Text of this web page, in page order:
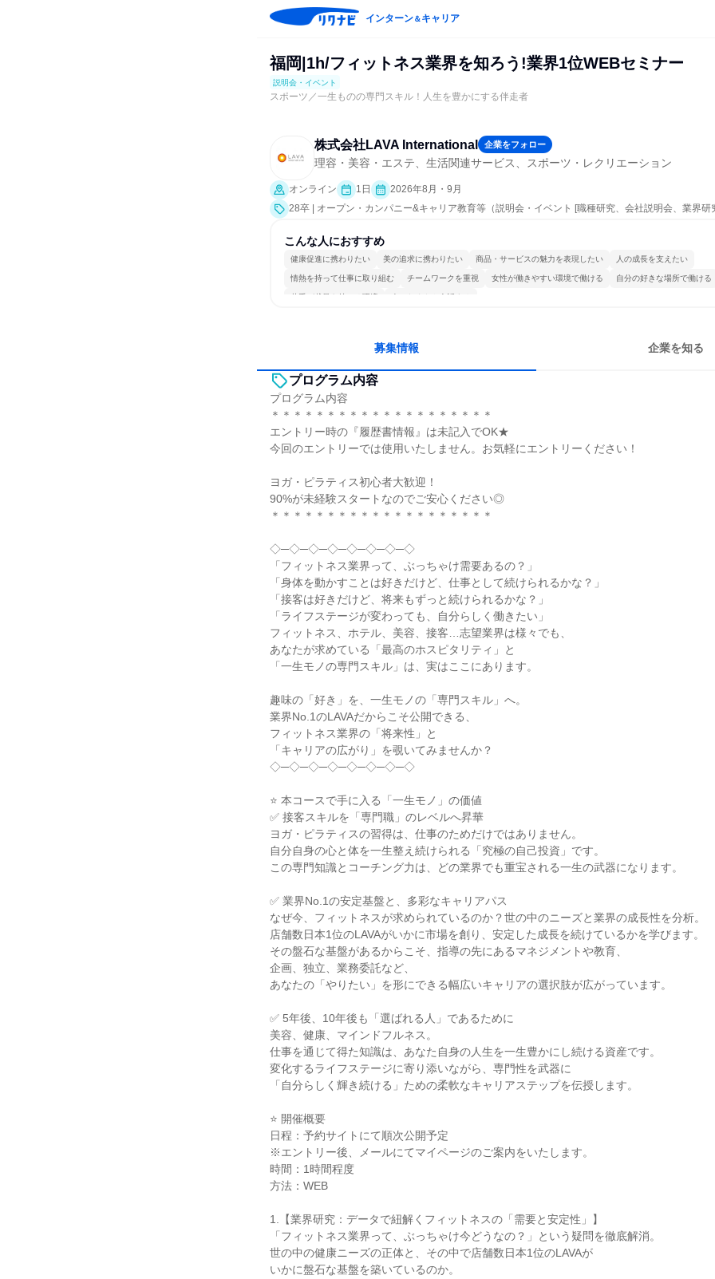
インターン＆キャリア
福岡|1h/フィットネス業界を知ろう!業界1位WEBセミナー
説明会・イベント
スポーツ／一生ものの専門スキル！人生を豊かにする伴走者
株式会社LAVA International 企業をフォロー
理容・美容・エステ、生活関連サービス、スポーツ・レクリエーション
オンライン 1日
2026年8月・9月
28卒 | オープン・カンパニー&キャリア教育等（説明会・イベント [職種研究、会社説明会、業界研
こんな人におすすめ
健康促進に携わりたい 美の追求に携わりたい 商品・サービスの魅力を表現したい 人の成長を支えたい
情熱を持って仕事に取り組む チームワークを重視 女性が働きやすい環境で働ける 自分の好きな場所で働ける
若手が裁量を持てる環境 人とたくさん会話する
募集情報 企業を知る
プログラム内容
プログラム内容
＊＊＊＊＊＊＊＊＊＊＊＊＊＊＊＊＊＊＊＊
エントリー時の『履歴書情報』は未記入でOK★
今回のエントリーでは使用いたしません。お気軽にエントリーください！
ヨガ・ピラティス初心者大歓迎！
90%が未経験スタートなのでご安心ください◎
＊＊＊＊＊＊＊＊＊＊＊＊＊＊＊＊＊＊＊＊
◇─◇─◇─◇─◇─◇─◇─◇
「フィットネス業界って、ぶっちゃけ需要あるの？」
「身体を動かすことは好きだけど、仕事として続けられるかな？」
「接客は好きだけど、将来もずっと続けられるかな？」
「ライフステージが変わっても、自分らしく働きたい」
フィットネス、ホテル、美容、接客…志望業界は様々でも、
あなたが求めている「最高のホスピタリティ」と
「一生モノの専門スキル」は、実はここにあります。
趣味の「好き」を、一生モノの「専門スキル」へ。
業界No.1のLAVAだからこそ公開できる、
フィットネス業界の「将来性」と
「キャリアの広がり」を覗いてみませんか？
◇─◇─◇─◇─◇─◇─◇─◇
⭐ 本コースで手に入る「一生モノ」の価値
✅ 接客スキルを「専門職」のレベルへ昇華
ヨガ・ピラティスの習得は、仕事のためだけではありません。
自分自身の心と体を一生整え続けられる「究極の自己投資」です。
この専門知識とコーチング力は、どの業界でも重宝される一生の武器になります。
✅ 業界No.1の安定基盤と、多彩なキャリアパス
なぜ今、フィットネスが求められているのか？世の中のニーズと業界の成長性を分析。
店舗数日本1位のLAVAがいかに市場を創り、安定した成長を続けているかを学びます。
その盤石な基盤があるからこそ、指導の先にあるマネジメントや教育、
企画、独立、業務委託など、
あなたの「やりたい」を形にできる幅広いキャリアの選択肢が広がっています。
✅ 5年後、10年後も「選ばれる人」であるために
美容、健康、マインドフルネス。
仕事を通じて得た知識は、あなた自身の人生を一生豊かにし続ける資産です。
変化するライフステージに寄り添いながら、専門性を武器に
「自分らしく輝き続ける」ための柔軟なキャリアステップを伝授します。
⭐ 開催概要
日程：予約サイトにて順次公開予定
※エントリー後、メールにてマイページのご案内をいたします。
時間：1時間程度
方法：WEB
1.【業界研究：データで紐解くフィットネスの「需要と安定性」】
「フィットネス業界って、ぶっちゃけ今どうなの？」という疑問を徹底解消。
世の中の健康ニーズの正体と、その中で店舗数日本1位のLAVAが
いかに盤石な基盤を築いているのか。